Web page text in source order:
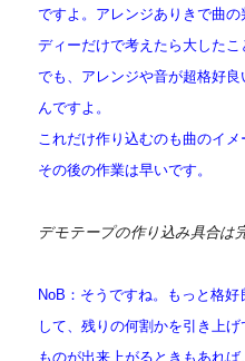
ですよ。アレンジありきで曲
ディーだけで考えたら大した
でも、アレンジや音が超格好
んですよ。
これだけ作り込むのも曲のイ
その後の作業は早いです。
デモテープの作り込み具合は
NoB：そうですね。もっと格
して、残りの何割かを引き上
ものが出来上がるときもあれ